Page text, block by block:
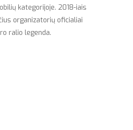
kategorijoje. 2018-iais
organizatorių oficialiai
ralio legenda.